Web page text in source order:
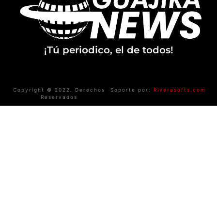
¡Tú periodico, el de todos!
Copyright © 2022. Derechos
Reservados
Soporte por: Riverasofts.com